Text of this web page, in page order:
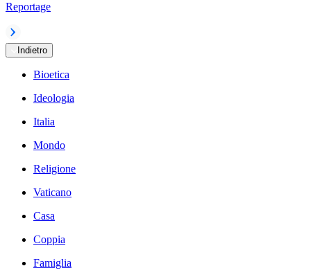
Reportage
Indietro
Bioetica
Ideologia
Italia
Mondo
Religione
Vaticano
Casa
Coppia
Famiglia